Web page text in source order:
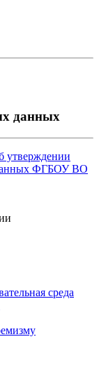
данных
утверждении
ФГБОУ ВО
среда